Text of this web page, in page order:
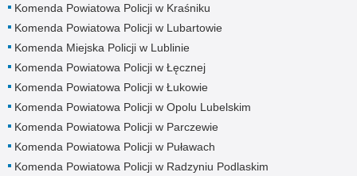
Komenda Powiatowa Policji w Kraśniku
Komenda Powiatowa Policji w Lubartowie
Komenda Miejska Policji w Lublinie
Komenda Powiatowa Policji w Łęcznej
Komenda Powiatowa Policji w Łukowie
Komenda Powiatowa Policji w Opolu Lubelskim
Komenda Powiatowa Policji w Parczewie
Komenda Powiatowa Policji w Puławach
Komenda Powiatowa Policji w Radzyniu Podlaskim